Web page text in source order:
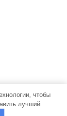
от Misbah
чтобы
лучший